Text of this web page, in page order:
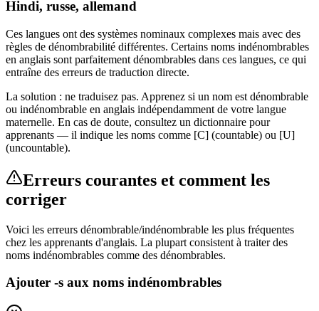
Hindi, russe, allemand
Ces langues ont des systèmes nominaux complexes mais avec des
règles de dénombrabilité différentes. Certains noms indénombrables
en anglais sont parfaitement dénombrables dans ces langues, ce qui
entraîne des erreurs de traduction directe.
La solution : ne traduisez pas. Apprenez si un nom est dénombrable
ou indénombrable en anglais indépendamment de votre langue
maternelle. En cas de doute, consultez un dictionnaire pour
apprenants — il indique les noms comme [C] (countable) ou [U]
(uncountable).
Erreurs courantes et comment les
corriger
Voici les erreurs dénombrable/indénombrable les plus fréquentes
chez les apprenants d'anglais. La plupart consistent à traiter des
noms indénombrables comme des dénombrables.
Ajouter -s aux noms indénombrables